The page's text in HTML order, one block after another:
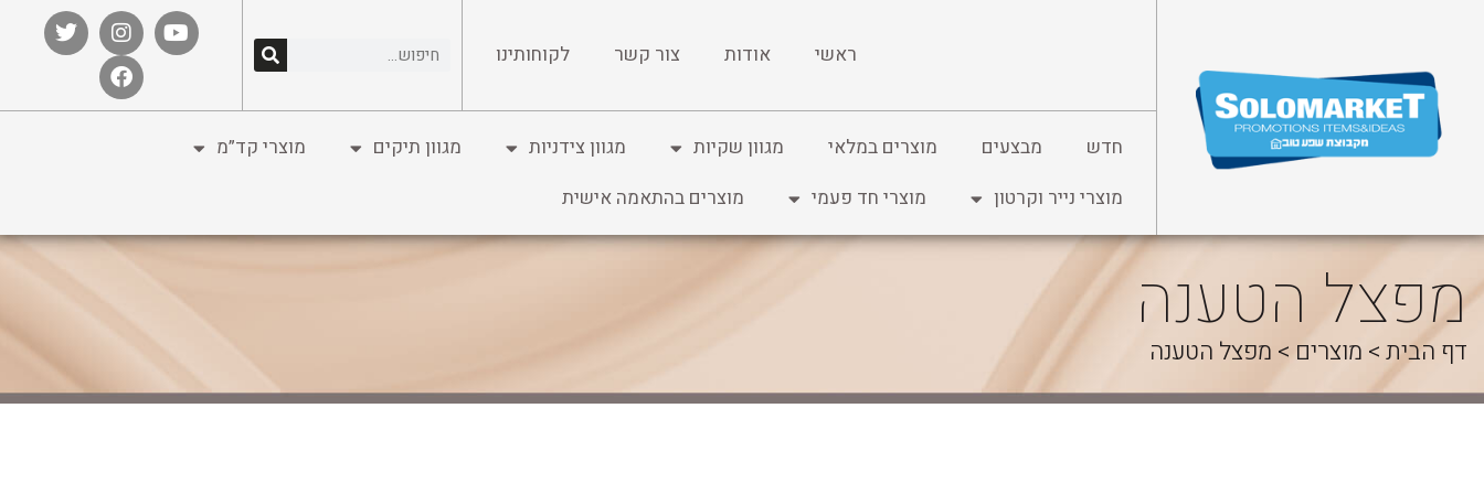
ראשי אודות צור קשר לקוחותינו
חדש מבצעים מוצרים במלאי מגוון שקיות מגוון צידניות מגוון תיקים
מוצרי קד”מ
מוצרי נייר וקרטון
מוצרי חד פעמי מוצרים בהתאמה אישית
מפצל הטענה
דף הבית> מוצרים > מפצל הטענה